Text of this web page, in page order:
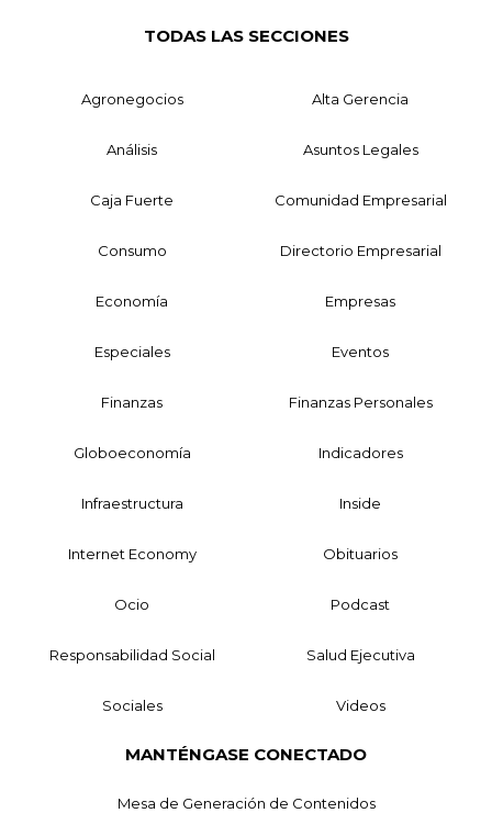
TODAS LAS SECCIONES
Agronegocios Alta Gerencia
Análisis Asuntos Legales
Caja Fuerte Comunidad Empresarial
Consumo Directorio Empresarial
Economía Empresas
Especiales Eventos
Finanzas Finanzas Personales
Globoeconomía Indicadores
Infraestructura Inside
Internet Economy Obituarios
Ocio Podcast
Responsabilidad Social Salud Ejecutiva
Sociales Videos
MANTÉNGASE CONECTADO
Mesa de Generación de Contenidos